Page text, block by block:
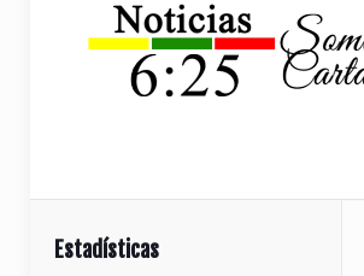
Estadísticas